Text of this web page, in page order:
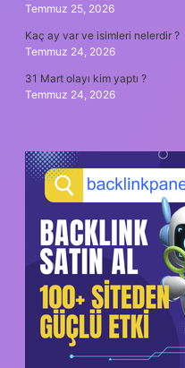
Temmuz 25, 2026
Kaç ay var ve isimleri nelerdir ?
Temmuz 24, 2026
31 Mart olayı kim yaptı ?
Temmuz 24, 2026